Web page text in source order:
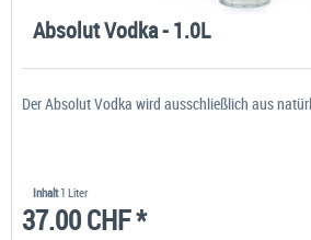
Absolut Vodka - 1.0L
Der Absolut Vodka wird ausschließlich aus
Inhalt1 Liter
37.00 CHF *